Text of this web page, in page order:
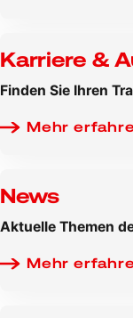
Karriere &
Finden Sie Ihren
Mehr
News
Aktuelle Themen
Mehr